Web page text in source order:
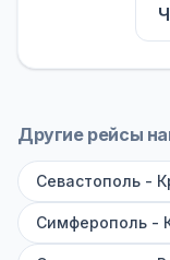
На нашем
расписание
сравнить
на
(от 40 мест):
дорога
Другие рейсы
Севастополь -
Симферополь -